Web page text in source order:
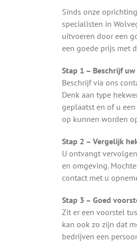
Sinds onze
specialisten in
uitvoeren door een
een goede prijs met
Stap 1 – Beschrijf
Beschrijf via ons
Denk aan type
geplaatst en of u
op kunnen worden
Stap 2 – Vergelijk
U ontvangt
en omgeving.
contact met u
Stap 3 – Goed
Zit er een voorstel
kan ook zo zijn dat
bedrijven een